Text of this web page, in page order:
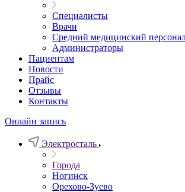
Специалисты
Врачи
Средний медицинский
Администраторы
Пациентам
Новости
Прайс
Отзывы
Контакты
Онлайн запись
Электросталь
Города
Ногинск
Орехово-Зуево